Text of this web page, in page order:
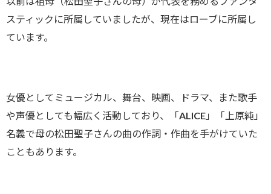
スティックに所属していましたが、現在はローブに所属し
ています。
女優としてミュージカル、舞台、映画、ドラマ、また歌手
や声優としても幅広く活動しており、「ALICE」「上原純」
名義で母の松田聖子さんの曲の作詞・作曲を手がけていた
こともあります。